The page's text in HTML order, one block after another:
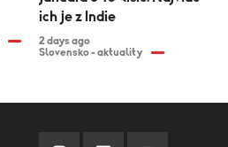
ich je z Indie
2 days ago
Slovensko - aktuality